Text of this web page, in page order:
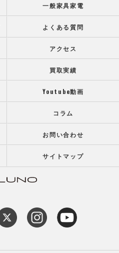
一般家具家電
よくある質問
アクセス
買取実績
Youtube動画
コラム
お問い合わせ
サイトマップ